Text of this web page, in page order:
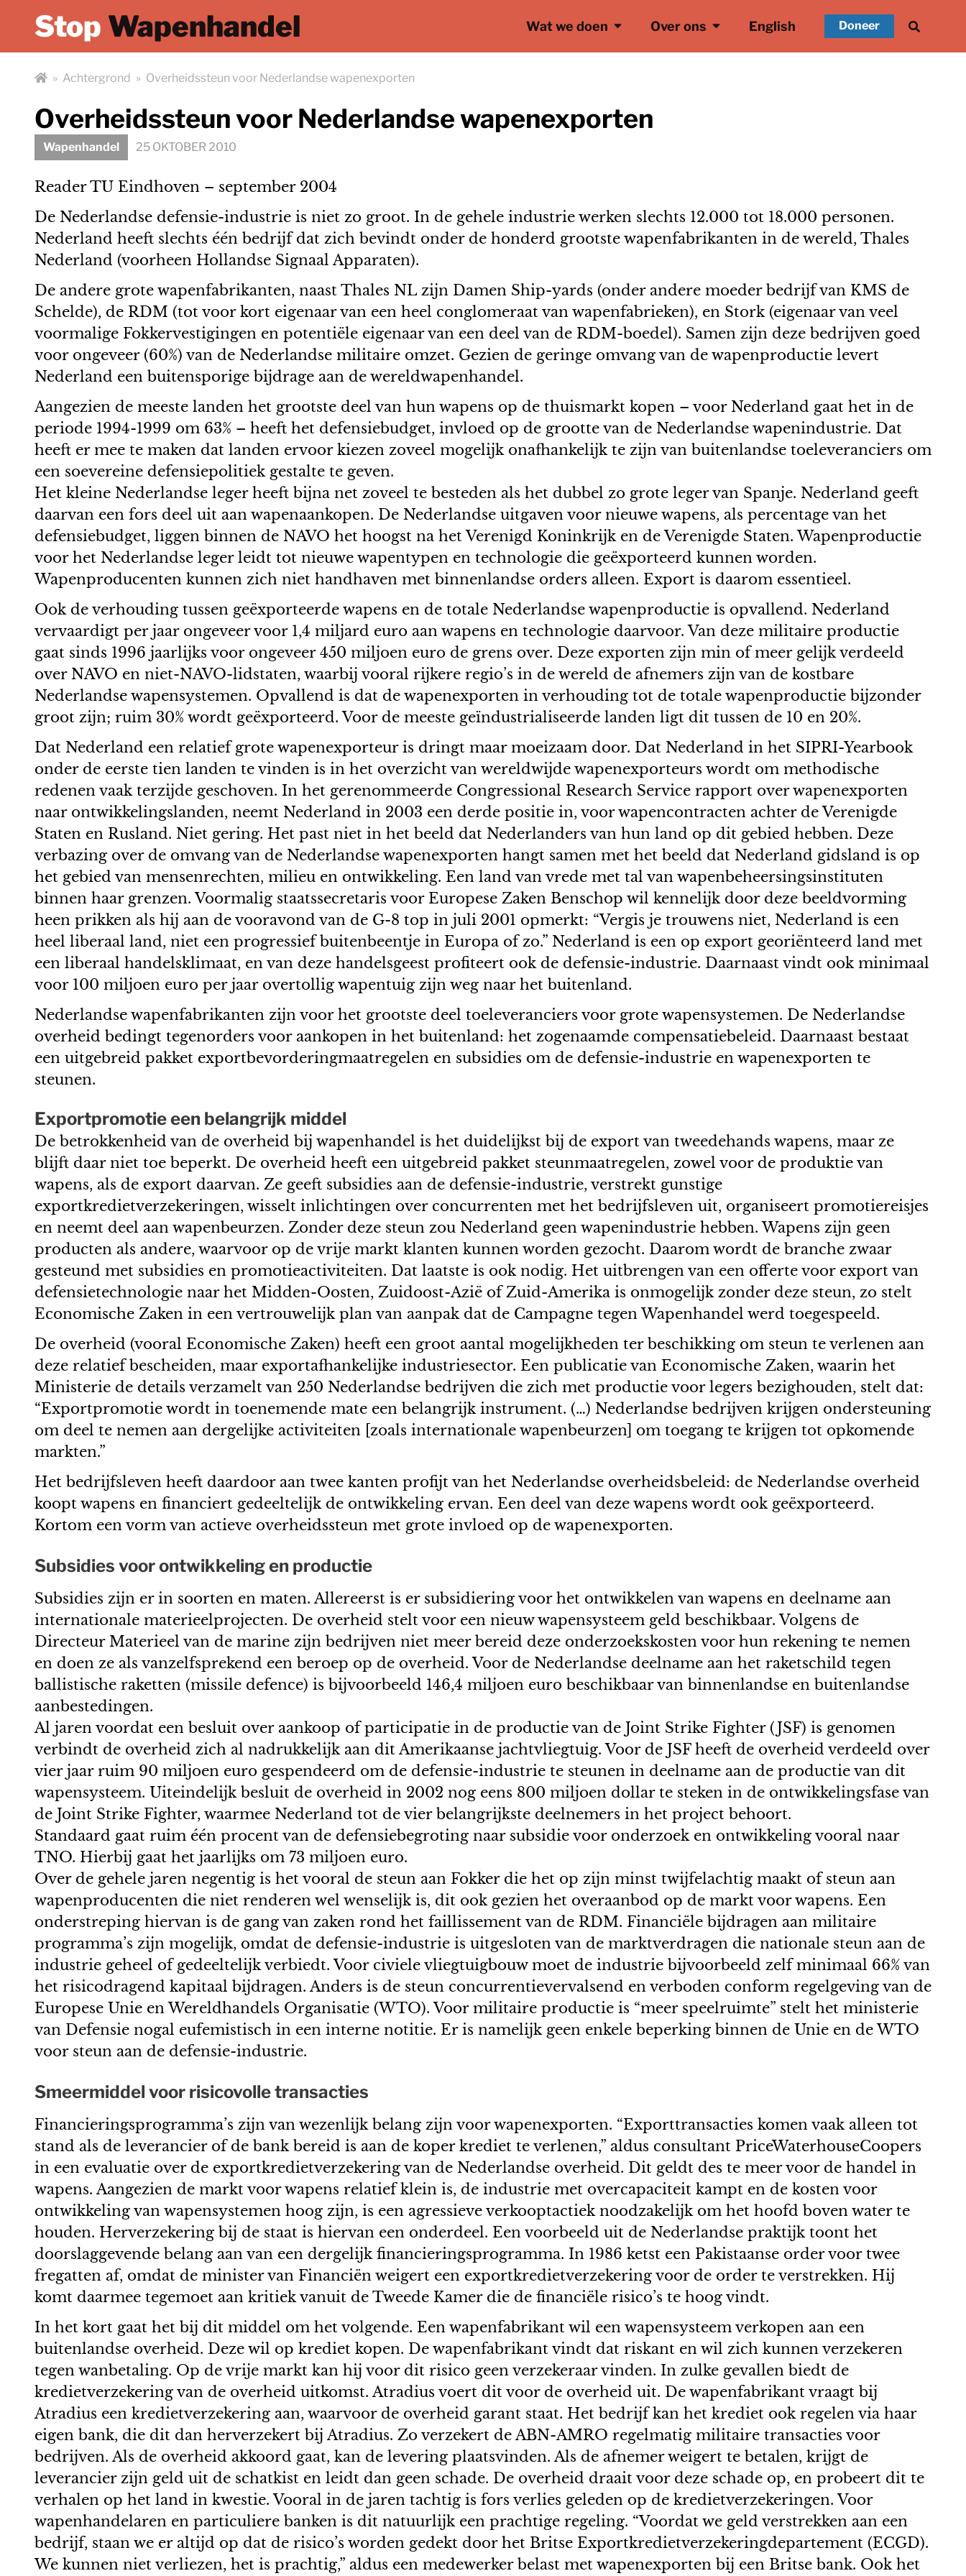
Stop Wapenhandel Wat we doen Over ons English Doneer
» Achtergrond » Overheidssteun voor Nederlandse wapenexporten
Overheidssteun voor Nederlandse wapenexporten
Wapenhandel 25 OKTOBER 2010
Reader TU Eindhoven – september 2004
De Nederlandse defensie-industrie is niet zo groot. In de gehele industrie werken slechts 12.000 tot 18.000 personen.
Nederland heeft slechts één bedrijf dat zich bevindt onder de honderd grootste wapenfabrikanten in de wereld, Thales
Nederland (voorheen Hollandse Signaal Apparaten).
De andere grote wapenfabrikanten, naast Thales NL zijn Damen Ship-yards (onder andere moeder bedrijf van KMS de
Schelde), de RDM (tot voor kort eigenaar van een heel conglomeraat van wapenfabrieken), en Stork (eigenaar van veel
voormalige Fokkervestigingen en potentiële eigenaar van een deel van de RDM-boedel). Samen zijn deze bedrijven goed
voor ongeveer (60%) van de Nederlandse militaire omzet. Gezien de geringe omvang van de wapenproductie levert
Nederland een buitensporige bijdrage aan de wereldwapenhandel.
Aangezien de meeste landen het grootste deel van hun wapens op de thuismarkt kopen – voor Nederland gaat het in de
periode 1994-1999 om 63% – heeft het defensiebudget, invloed op de grootte van de Nederlandse wapenindustrie. Dat
heeft er mee te maken dat landen ervoor kiezen zoveel mogelijk onafhankelijk te zijn van buitenlandse toeleveranciers om
een soevereine defensiepolitiek gestalte te geven.
Het kleine Nederlandse leger heeft bijna net zoveel te besteden als het dubbel zo grote leger van Spanje. Nederland geeft
daarvan een fors deel uit aan wapenaankopen. De Nederlandse uitgaven voor nieuwe wapens, als percentage van het
defensiebudget, liggen binnen de NAVO het hoogst na het Verenigd Koninkrijk en de Verenigde Staten. Wapenproductie
voor het Nederlandse leger leidt tot nieuwe wapentypen en technologie die geëxporteerd kunnen worden.
Wapenproducenten kunnen zich niet handhaven met binnenlandse orders alleen. Export is daarom essentieel.
Ook de verhouding tussen geëxporteerde wapens en de totale Nederlandse wapenproductie is opvallend. Nederland
vervaardigt per jaar ongeveer voor 1,4 miljard euro aan wapens en technologie daarvoor. Van deze militaire productie
gaat sinds 1996 jaarlijks voor ongeveer 450 miljoen euro de grens over. Deze exporten zijn min of meer gelijk verdeeld
over NAVO en niet-NAVO-lidstaten, waarbij vooral rijkere regio’s in de wereld de afnemers zijn van de kostbare
Nederlandse wapensystemen. Opvallend is dat de wapenexporten in verhouding tot de totale wapenproductie bijzonder
groot zijn; ruim 30% wordt geëxporteerd. Voor de meeste geïndustrialiseerde landen ligt dit tussen de 10 en 20%.
Dat Nederland een relatief grote wapenexporteur is dringt maar moeizaam door. Dat Nederland in het SIPRI-Yearbook
onder de eerste tien landen te vinden is in het overzicht van wereldwijde wapenexporteurs wordt om methodische
redenen vaak terzijde geschoven. In het gerenommeerde Congressional Research Service rapport over wapenexporten
naar ontwikkelingslanden, neemt Nederland in 2003 een derde positie in, voor wapencontracten achter de Verenigde
Staten en Rusland. Niet gering. Het past niet in het beeld dat Nederlanders van hun land op dit gebied hebben. Deze
verbazing over de omvang van de Nederlandse wapenexporten hangt samen met het beeld dat Nederland gidsland is op
het gebied van mensenrechten, milieu en ontwikkeling. Een land van vrede met tal van wapenbeheersingsinstituten
binnen haar grenzen. Voormalig staatssecretaris voor Europese Zaken Benschop wil kennelijk door deze beeldvorming
heen prikken als hij aan de vooravond van de G-8 top in juli 2001 opmerkt: “Vergis je trouwens niet, Nederland is een
heel liberaal land, niet een progressief buitenbeentje in Europa of zo.” Nederland is een op export georiënteerd land met
een liberaal handelsklimaat, en van deze handelsgeest profiteert ook de defensie-industrie. Daarnaast vindt ook minimaal
voor 100 miljoen euro per jaar overtollig wapentuig zijn weg naar het buitenland.
Nederlandse wapenfabrikanten zijn voor het grootste deel toeleveranciers voor grote wapensystemen. De Nederlandse
overheid bedingt tegenorders voor aankopen in het buitenland: het zogenaamde compensatiebeleid. Daarnaast bestaat
een uitgebreid pakket exportbevorderingmaatregelen en subsidies om de defensie-industrie en wapenexporten te
steunen.
Exportpromotie een belangrijk middel
De betrokkenheid van de overheid bij wapenhandel is het duidelijkst bij de export van tweedehands wapens, maar ze
blijft daar niet toe beperkt. De overheid heeft een uitgebreid pakket steunmaatregelen, zowel voor de produktie van
wapens, als de export daarvan. Ze geeft subsidies aan de defensie-industrie, verstrekt gunstige
exportkredietverzekeringen, wisselt inlichtingen over concurrenten met het bedrijfsleven uit, organiseert promotiereisjes
en neemt deel aan wapenbeurzen. Zonder deze steun zou Nederland geen wapenindustrie hebben. Wapens zijn geen
producten als andere, waarvoor op de vrije markt klanten kunnen worden gezocht. Daarom wordt de branche zwaar
gesteund met subsidies en promotieactiviteiten. Dat laatste is ook nodig. Het uitbrengen van een offerte voor export van
defensietechnologie naar het Midden-Oosten, Zuidoost-Azië of Zuid-Amerika is onmogelijk zonder deze steun, zo stelt
Economische Zaken in een vertrouwelijk plan van aanpak dat de Campagne tegen Wapenhandel werd toegespeeld.
De overheid (vooral Economische Zaken) heeft een groot aantal mogelijkheden ter beschikking om steun te verlenen aan
deze relatief bescheiden, maar exportafhankelijke industriesector. Een publicatie van Economische Zaken, waarin het
Ministerie de details verzamelt van 250 Nederlandse bedrijven die zich met productie voor legers bezighouden, stelt dat:
“Exportpromotie wordt in toenemende mate een belangrijk instrument. (…) Nederlandse bedrijven krijgen ondersteuning
om deel te nemen aan dergelijke activiteiten [zoals internationale wapenbeurzen] om toegang te krijgen tot opkomende
markten.”
Het bedrijfsleven heeft daardoor aan twee kanten profijt van het Nederlandse overheidsbeleid: de Nederlandse overheid
koopt wapens en financiert gedeeltelijk de ontwikkeling ervan. Een deel van deze wapens wordt ook geëxporteerd.
Kortom een vorm van actieve overheidssteun met grote invloed op de wapenexporten.
Subsidies voor ontwikkeling en productie
Subsidies zijn er in soorten en maten. Allereerst is er subsidiering voor het ontwikkelen van wapens en deelname aan
internationale materieelprojecten. De overheid stelt voor een nieuw wapensysteem geld beschikbaar. Volgens de
Directeur Materieel van de marine zijn bedrijven niet meer bereid deze onderzoekskosten voor hun rekening te nemen
en doen ze als vanzelfsprekend een beroep op de overheid. Voor de Nederlandse deelname aan het raketschild tegen
ballistische raketten (missile defence) is bijvoorbeeld 146,4 miljoen euro beschikbaar van binnenlandse en buitenlandse
aanbestedingen.
Al jaren voordat een besluit over aankoop of participatie in de productie van de Joint Strike Fighter (JSF) is genomen
verbindt de overheid zich al nadrukkelijk aan dit Amerikaanse jachtvliegtuig. Voor de JSF heeft de overheid verdeeld over
vier jaar ruim 90 miljoen euro gespendeerd om de defensie-industrie te steunen in deelname aan de productie van dit
wapensysteem. Uiteindelijk besluit de overheid in 2002 nog eens 800 miljoen dollar te steken in de ontwikkelingsfase van
de Joint Strike Fighter, waarmee Nederland tot de vier belangrijkste deelnemers in het project behoort.
Standaard gaat ruim één procent van de defensiebegroting naar subsidie voor onderzoek en ontwikkeling vooral naar
TNO. Hierbij gaat het jaarlijks om 73 miljoen euro.
Over de gehele jaren negentig is het vooral de steun aan Fokker die het op zijn minst twijfelachtig maakt of steun aan
wapenproducenten die niet renderen wel wenselijk is, dit ook gezien het overaanbod op de markt voor wapens. Een
onderstreping hiervan is de gang van zaken rond het faillissement van de RDM. Financiële bijdragen aan militaire
programma’s zijn mogelijk, omdat de defensie-industrie is uitgesloten van de marktverdragen die nationale steun aan de
industrie geheel of gedeeltelijk verbiedt. Voor civiele vliegtuigbouw moet de industrie bijvoorbeeld zelf minimaal 66% van
het risicodragend kapitaal bijdragen. Anders is de steun concurrentievervalsend en verboden conform regelgeving van de
Europese Unie en Wereldhandels Organisatie (WTO). Voor militaire productie is “meer speelruimte” stelt het ministerie
van Defensie nogal eufemistisch in een interne notitie. Er is namelijk geen enkele beperking binnen de Unie en de WTO
voor steun aan de defensie-industrie.
Smeermiddel voor risicovolle transacties
Financieringsprogramma’s zijn van wezenlijk belang zijn voor wapenexporten. “Exporttransacties komen vaak alleen tot
stand als de leverancier of de bank bereid is aan de koper krediet te verlenen,” aldus consultant PriceWaterhouseCoopers
in een evaluatie over de exportkredietverzekering van de Nederlandse overheid. Dit geldt des te meer voor de handel in
wapens. Aangezien de markt voor wapens relatief klein is, de industrie met overcapaciteit kampt en de kosten voor
ontwikkeling van wapensystemen hoog zijn, is een agressieve verkooptactiek noodzakelijk om het hoofd boven water te
houden. Herverzekering bij de staat is hiervan een onderdeel. Een voorbeeld uit de Nederlandse praktijk toont het
doorslaggevende belang aan van een dergelijk financieringsprogramma. In 1986 ketst een Pakistaanse order voor twee
fregatten af, omdat de minister van Financiën weigert een exportkredietverzekering voor de order te verstrekken. Hij
komt daarmee tegemoet aan kritiek vanuit de Tweede Kamer die de financiële risico’s te hoog vindt.
In het kort gaat het bij dit middel om het volgende. Een wapenfabrikant wil een wapensysteem verkopen aan een
buitenlandse overheid. Deze wil op krediet kopen. De wapenfabrikant vindt dat riskant en wil zich kunnen verzekeren
tegen wanbetaling. Op de vrije markt kan hij voor dit risico geen verzekeraar vinden. In zulke gevallen biedt de
kredietverzekering van de overheid uitkomst. Atradius voert dit voor de overheid uit. De wapenfabrikant vraagt bij
Atradius een kredietverzekering aan, waarvoor de overheid garant staat. Het bedrijf kan het krediet ook regelen via haar
eigen bank, die dit dan herverzekert bij Atradius. Zo verzekert de ABN-AMRO regelmatig militaire transacties voor
bedrijven. Als de overheid akkoord gaat, kan de levering plaatsvinden. Als de afnemer weigert te betalen, krijgt de
leverancier zijn geld uit de schatkist en leidt dan geen schade. De overheid draait voor deze schade op, en probeert dit te
verhalen op het land in kwestie. Vooral in de jaren tachtig is fors verlies geleden op de kredietverzekeringen. Voor
wapenhandelaren en particuliere banken is dit natuurlijk een prachtige regeling. “Voordat we geld verstrekken aan een
bedrijf, staan we er altijd op dat de risico’s worden gedekt door het Britse Exportkredietverzekeringdepartement (ECGD).
We kunnen niet verliezen, het is prachtig,” aldus een medewerker belast met wapenexporten bij een Britse bank. Ook het